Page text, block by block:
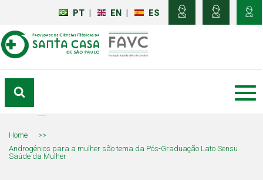
PT EN ES
Home
>>
Androgênios para a mulher são tema da Pós-Graduação Lato Sensu
Saúde da Mulher